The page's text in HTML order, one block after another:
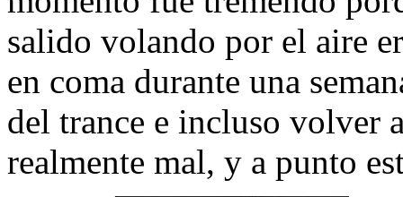
salido volando por el aire
en coma durante una
del trance e incluso volver
realmente mal, y a punto